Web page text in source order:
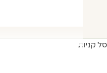
סל קניות